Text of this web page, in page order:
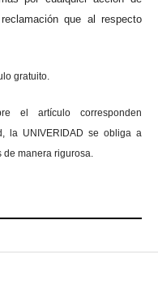
que al respecto
gratuito.
el artículo corresponden
la UNIVERIDAD se obliga a
de manera rigurosa.